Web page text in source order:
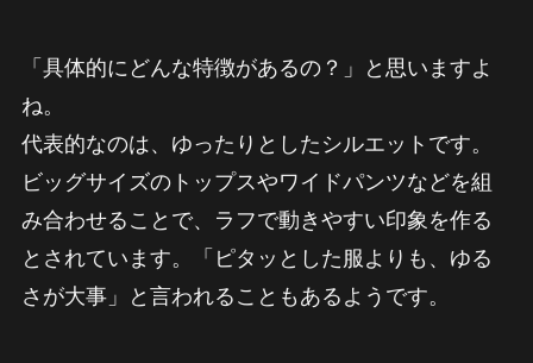
「具体的にどんな特徴があるの？」と思いますよ
ね。
代表的なのは、ゆったりとしたシルエットです。
ビッグサイズのトップスやワイドパンツなどを組
み合わせることで、ラフで動きやすい印象を作る
とされています。「ピタッとした服よりも、ゆる
さが大事」と言われることもあるようです。